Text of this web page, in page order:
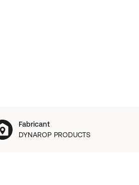
Fabricant
DYNAROP PRODUCTS